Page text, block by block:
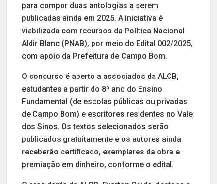
para compor duas antologias a serem
publicadas ainda em 2025. A iniciativa é
viabilizada com recursos da Política Nacional
Aldir Blanc (PNAB), por meio do Edital 002/2025,
com apoio da Prefeitura de Campo Bom.
O concurso é aberto a associados da ALCB,
estudantes a partir do 8º ano do Ensino
Fundamental (de escolas públicas ou privadas
de Campo Bom) e escritores residentes no Vale
dos Sinos. Os textos selecionados serão
publicados gratuitamente e os autores ainda
receberão certificado, exemplares da obra e
premiação em dinheiro, conforme o edital.